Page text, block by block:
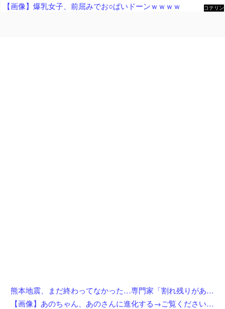
【画像】爆乳女子、前屈みでお○ぱいドーンｗｗｗｗ
コテリン
熊本地震、まだ終わってなかった…専門家「割れ残りがある」「再び大地震の可能性」
【画像】あのちゃん、あのさんに進化する→ご覧くださいw w w w w w w w